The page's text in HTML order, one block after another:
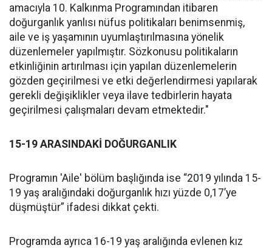
amacıyla 10. Kalkınma Programından itibaren
doğurganlık yanlısı nüfus politikaları benimsenmiş,
aile ve iş yaşamının uyumlaştırılmasına yönelik
düzenlemeler yapılmıştır. Sözkonusu politikaların
etkinliğinin artırılması için yapılan düzenlemelerin
gözden geçirilmesi ve etki değerlendirmesi yapılarak
gerekli değişiklikler veya ilave tedbirlerin hayata
geçirilmesi çalışmaları devam etmektedir."
15-19 ARASINDAKİ DOĞURGANLIK
Programın 'Aile' bölüm başlığında ise “2019 yılında 15-
19 yaş aralığındaki doğurganlık hızı yüzde 0,17’ye
düşmüştür” ifadesi dikkat çekti.
Programda ayrıca 16-19 yaş aralığında evlenen kız